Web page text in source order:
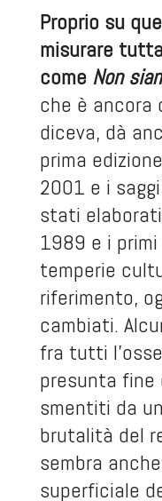
Proprio su
misurare
come Non
che è ancora
diceva, dà
prima
2001 e i
stati
1989 e i
temperie
riferimento,
cambiati.
fra tutti
presunta
smentiti da
brutalità del
sembra
superficiale